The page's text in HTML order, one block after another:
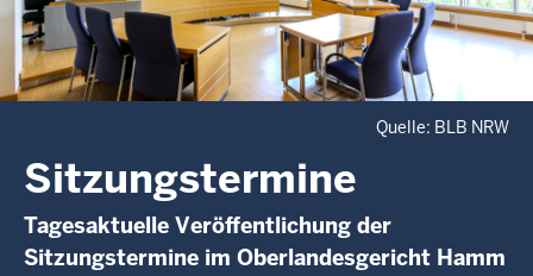
Quelle: BLB NRW
Sitzungstermine
Tagesaktuelle Veröffentlichung der
Sitzungstermine im Oberlandesgericht Hamm